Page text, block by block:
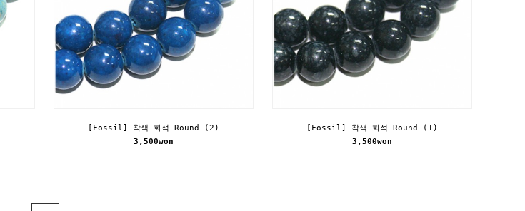
[Fossil] 착색 화석 Round (2)
3,500won
[Fossil] 착색 화석 Round (1)
3,500won